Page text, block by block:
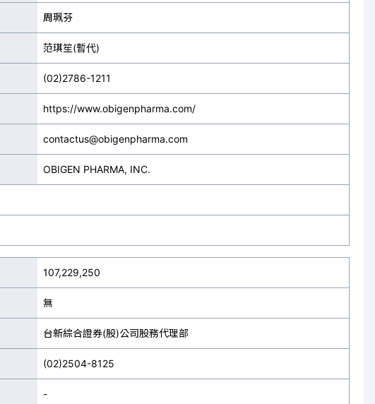
周珮芬
范琪笙(暫代)
(02)2786-1211
https://www.obigenpharma.com/
contactus@obigenpharma.com
OBIGEN PHARMA, INC.
107,229,250
無
台新綜合證券(股)公司股務代理部
(02)2504-8125
-